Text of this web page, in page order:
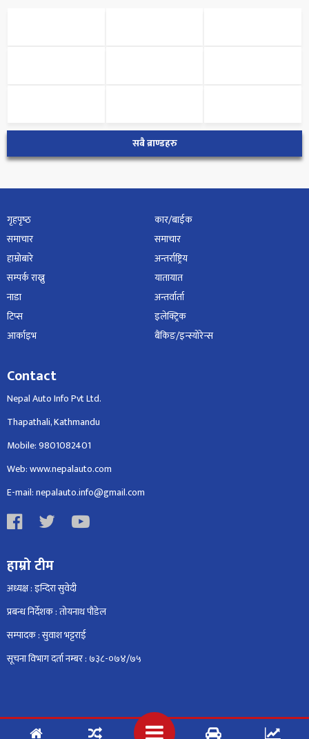
सबै ब्राण्डहरु
गृहपृष्‍ठ
समाचार
हाम्रोबारे
सम्पर्क राख्नु
नाडा
टिप्स
आर्काइभ
कार/बाईक
समाचार
अन्तर्राष्ट्रिय
यातायात
अन्तर्वार्ता
इलेक्ट्रिक
बैंकिङ/इन्स्योरेन्स
Contact
Nepal Auto Info Pvt Ltd.
Thapathali, Kathmandu
Mobile: 9801082401
Web: www.nepalauto.com
E-mail: nepalauto.info@gmail.com
हाम्रो टीम
अध्यक्ष : इन्दिरा सुवेदी
प्रबन्ध निर्देशक : तोयनाथ पौडेल
सम्पादक : सुवाश भट्टराई
सूचना विभाग दर्ता नम्बर : ७३८-०७४/७५